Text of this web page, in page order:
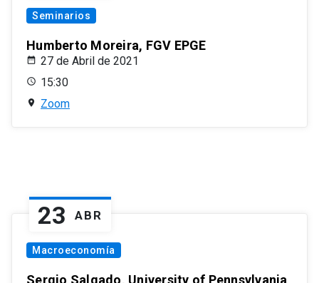
Seminarios
Humberto Moreira, FGV EPGE
27 de Abril de 2021
15:30
Zoom
23 ABR
Macroeconomía
Sergio Salgado, University of Pennsylvania